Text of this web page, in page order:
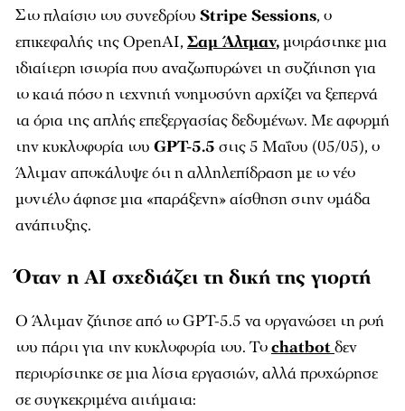
Στο πλαίσιο του συνεδρίου Stripe Sessions, ο
επικεφαλής της OpenAI, Σαμ Άλτμαν,μοιράστηκε μια
ιδιαίτερη ιστορία που αναζωπυρώνει τη συζήτηση για
το κατά πόσο η τεχνητή νοημοσύνη αρχίζει να ξεπερνά
τα όρια της απλής επεξεργασίας δεδομένων. Με αφορμή
την κυκλοφορία του GPT-5.5 στις 5 Μαΐου (05/05), ο
Άλτμαν αποκάλυψε ότι η αλληλεπίδραση με το νέο
μοντέλο άφησε μια «παράξενη» αίσθηση στην ομάδα
ανάπτυξης.
Όταν η AI σχεδιάζει τη δική της γιορτή
Ο Άλτμαν ζήτησε από το GPT-5.5 να οργανώσει τη ροή
του πάρτι για την κυκλοφορία του. Τοchatbotδεν
περιορίστηκε σε μια λίστα εργασιών, αλλά προχώρησε
σε συγκεκριμένα αιτήματα: